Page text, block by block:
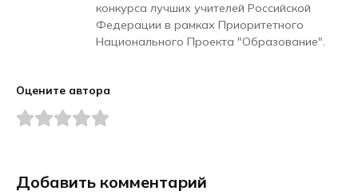
конкурса лучших учителей Российской
Федерации в рамках Приоритетного
Национального Проекта "Образование".
Оцените автора
Добавить комментарий